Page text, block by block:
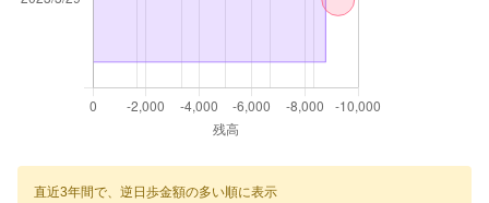
直近3年間で、逆日歩金額の多い順に表示